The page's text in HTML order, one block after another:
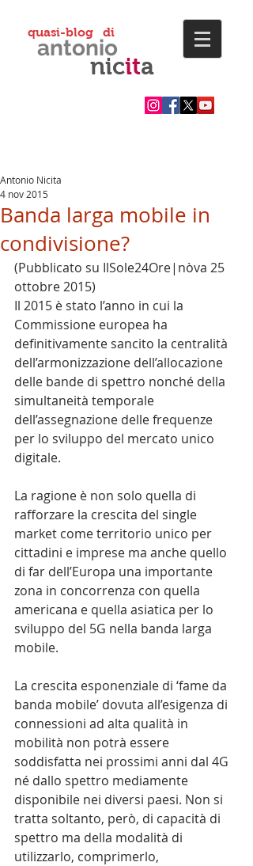
quasi-blog di
nicita
Banda larga mobile in
condivisione?
Antonio Nicita
4 nov 2015
(Pubblicato su IlSole24Ore|nòva 25
ottobre 2015)
Il 2015 è stato l’anno in cui la
Commissione europea ha
definitivamente sancito la centralità
dell’armonizzazione dell’allocazione
delle bande di spettro nonché della
simultaneità temporale
dell’assegnazione delle frequenze
per lo sviluppo del mercato unico
digitale.
La ragione è non solo quella di
rafforzare la crescita del single
market come territorio unico per
cittadini e imprese ma anche quello
di far dell’Europa una importante
zona in concorrenza con quella
americana e quella asiatica per lo
sviluppo del 5G nella banda larga
mobile.
La crescita esponenziale di ‘fame da
banda mobile’ dovuta all’esigenza di
connessioni ad alta qualità in
mobilità non potrà essere
soddisfatta nei prossimi anni dal 4G
né dallo spettro mediamente
disponibile nei diversi paesi. Non si
tratta soltanto, però, di capacità di
spettro ma della modalità di
utilizzarlo, comprimerlo,